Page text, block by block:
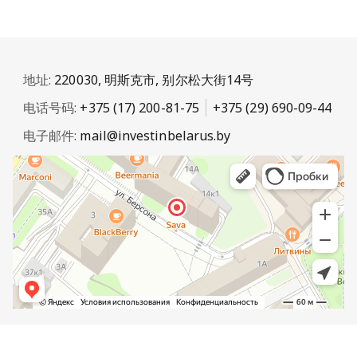
地址: 220030, 明斯克市, 别尔松大街14号
电话号码: +375 (17) 200-81-75
+375 (29) 690-09-44
电子邮件: mail@investinbelarus.by